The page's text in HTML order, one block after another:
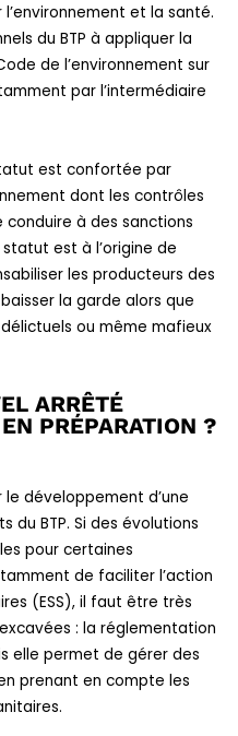
et la santé.
du BTP à appliquer la
de l’environnement sur
par l’intermédiaire
est confortée par
dont les contrôles
à des sanctions
est à l’origine de
les producteurs des
la garde alors que
ou même mafieux
ARRÊTÉ
PRÉPARATION ?
le développement d’une
du BTP. Si des évolutions
pour certaines
de faciliter l’action
(ESS), il faut être très
: la réglementation
elle permet de gérer des
prenant en compte les